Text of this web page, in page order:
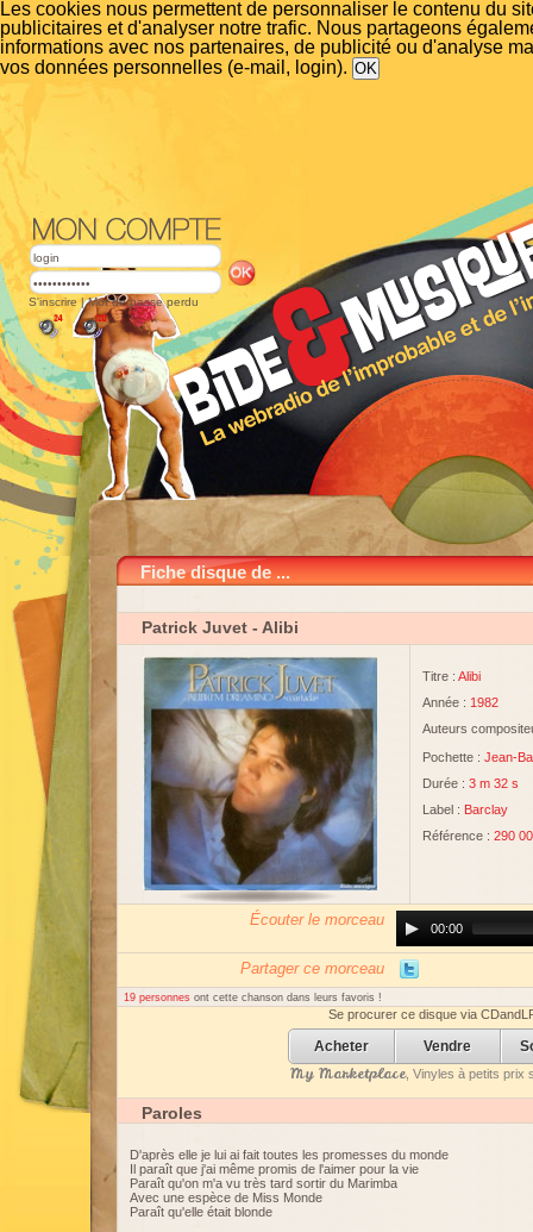
Les cookies nous permettent de personnaliser le contenu du
publicitaires et d'analyser notre trafic. Nous partageons
informations avec nos partenaires, de publicité ou d'analyse
vos données personnelles (e-mail, login).
S'inscrire |Mot de passe perdu
Fiche disque de ...
Patrick Juvet - Alibi
Titre : Alibi
Année : 1982
Auteurs
Pochette : Jean-
Durée : 3 m 32 s
Label : Barclay
Référence : 290
Écouter le morceau
Player00:00
Partager ce morceau
19 personnes ont cette chanson dans leurs favoris !
Se procurer ce disque via
Acheter Vendre
My Marketplace, Vinyles à petits prix
Paroles
D'après elle je lui ai fait toutes les promesses du monde
Il paraît que j'ai même promis de l'aimer pour la vie
Paraît qu'on m'a vu très tard sortir du Marimba
Avec une espèce de Miss Monde
Paraît qu'elle était blonde